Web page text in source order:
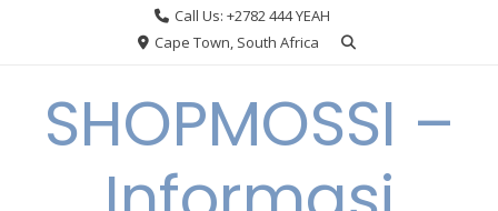
Call Us: +2782 444 YEAH
Cape Town, South Africa
SHOPMOSSI –